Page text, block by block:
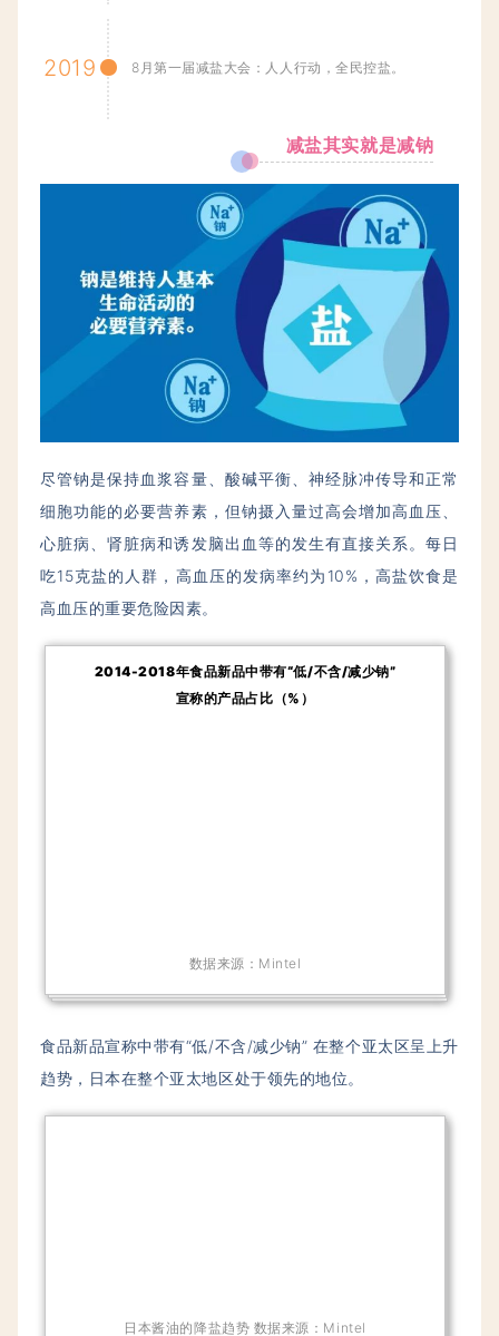
2019 8月第一届减盐大会： 人人行动，全民控盐。
减盐其实就是减钠
尽管钠是保持血浆容量、酸碱平衡、神经脉冲传导和正常
细胞功能的必要营养素，但钠摄入量过高会增加高血压、
心脏病、肾脏病和诱发脑出血等的发生有直接关系。每日
吃15克盐的人群，高血压的发病率约为10%，高盐饮食是
高血压的重要危险因素。
2014-2018年食品新品中带有“低/不含/减少钠”
宣称的产品占比（%）
数据来源：Mintel
食品新品宣称中带有“低/不含/减少钠” 在整个亚太区呈上升
趋势，日本在整个亚太地区处于领先的地位。
日本酱油的降盐趋势 数据来源：Mintel